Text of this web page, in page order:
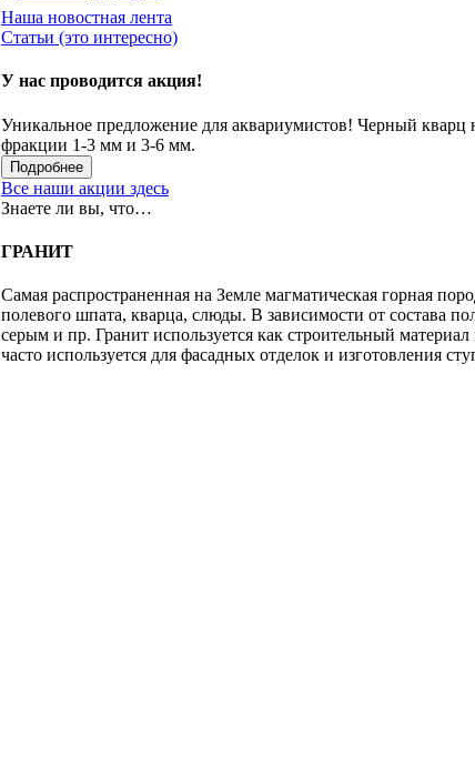
Наша новостная лента
Статьи (это интересно)
У нас проводится акция!
Уникальное предложение для аквариумистов! Черный кварц
фракции 1-3 мм и 3-6 мм.
Подробнее
Все наши акции здесь
Знаете ли вы, что…
ГРАНИТ
Самая распространенная на Земле магматическая горная
полевого шпата, кварца, слюды. В зависимости от состава
серым и пр. Гранит используется как строительный
часто используется для фасадных отделок и изготовления